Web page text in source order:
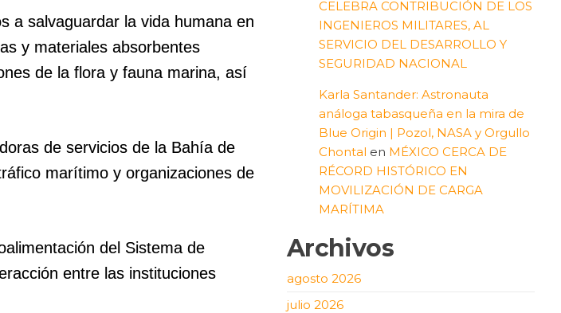
a salvaguardar la vida humana en
y materiales absorbentes
de la flora y fauna marina, así
de servicios de la Bahía de
marítimo y organizaciones de
del Sistema de
entre las instituciones
CELEBRA CONTRIBUCIÓN DE LOS
INGENIEROS MILITARES, AL
SERVICIO DEL DESARROLLO Y
SEGURIDAD NACIONAL
Karla Santander: Astronauta
análoga tabasqueña en la mira de
Blue Origin | Pozol, NASA y Orgullo
Chontal en MÉXICO CERCA DE
RÉCORD HISTÓRICO EN
MOVILIZACIÓN DE CARGA
MARÍTIMA
Archivos
agosto 2026
julio 2026